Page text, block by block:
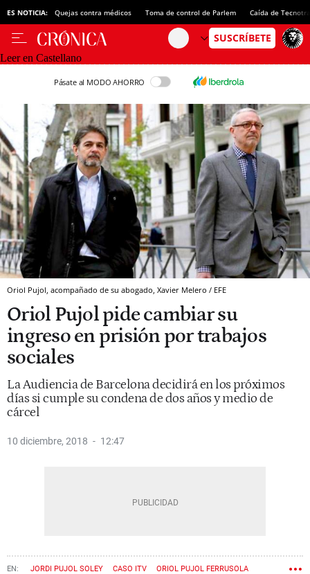
ES NOTICIA: Quejas contra médicos Toma de control de Parlem Caída de
Leer en Castellano
Pásate al MODO AHORRO
Oriol Pujol, acompañado de su abogado, Xavier Melero / EFE
Oriol Pujol pide cambiar su
ingreso en prisión por trabajos
sociales
La Audiencia de Barcelona decidirá en los próximos
días si cumple su condena de dos años y medio de
cárcel
10 diciembre, 2018 12:47
JORDI PUJOL SOLEY CASO ITV ORIOL PUJOL FERRUSOLA